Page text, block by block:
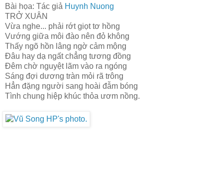
Bài họa: Tác giả Huynh Nuong
TRỞ XUÂN
Vừa nghe... phải rớt giọt tơ hồng
Vướng giữa môi đào nên đỏ không
Thấy ngõ hồn lâng ngờ cảm mộng
Đâu hay dạ ngất chẳng tương đồng
Đêm chờ nguyệt lãm vào ra ngóng
Sáng đợi dương tràn mỏi rã trông
Hẳn đặng người sang hoài đẫm bóng
Tình chung hiệp khúc thỏa ươm nồng.